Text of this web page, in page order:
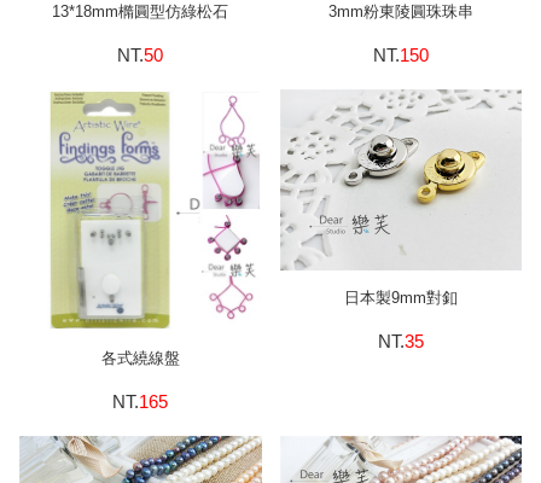
13*18mm橢圓型仿綠松石
NT.50
3mm粉東陵圓珠珠串
NT.150
各式繞線盤
NT.165
日本製9mm對釦
NT.35